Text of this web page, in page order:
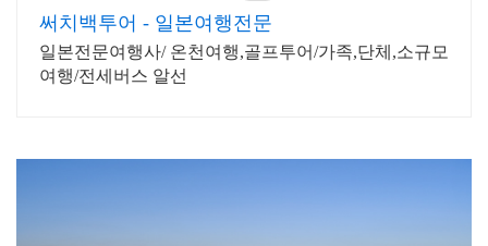
써치백투어 - 일본여행전문
일본전문여행사/ 온천여행,골프투어/가족,단체,소규모
여행/전세버스 알선